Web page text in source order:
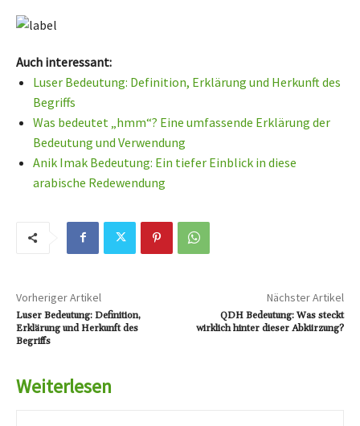
Auch interessant:
Luser Bedeutung: Definition, Erklärung und Herkunft des
Begriffs
Was bedeutet „hmm“? Eine umfassende Erklärung der
Bedeutung und Verwendung
Anik Imak Bedeutung: Ein tiefer Einblick in diese
arabische Redewendung
Vorheriger Artikel
Luser Bedeutung: Definition,
Erklärung und Herkunft des
Begriffs
Nächster Artikel
QDH Bedeutung: Was steckt
wirklich hinter dieser Abkürzung?
Weiterlesen